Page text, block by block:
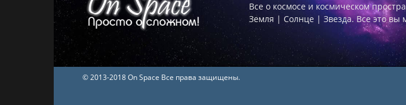
Все о космосе и космическом
Земля | Солнце | Звезда. Все это вы
© 2013-2018 On Space Все права защищены.